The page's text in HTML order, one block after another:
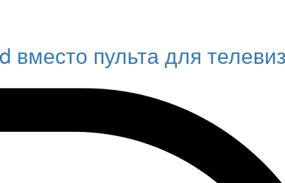
вместо пульта для